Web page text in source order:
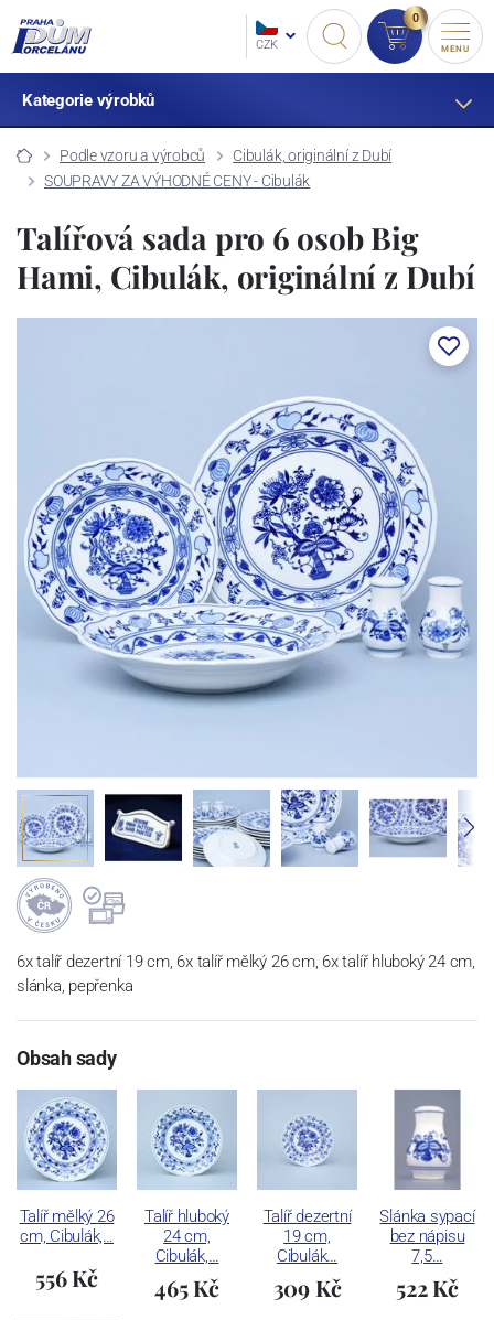
CZK
0
MENU
Kategorie výrobků
Podle vzoru a výrobců
Cibulák, originální z Dubí
SOUPRAVY ZA VÝHODNÉ CENY - Cibulák
Talířová sada pro 6 osob Big
Hami, Cibulák, originální z Dubí
6x talíř dezertní 19 cm, 6x talíř mělký 26 cm, 6x talíř hluboký 24 cm,
slánka, pepřenka
Obsah sady
Talíř mělký 26
cm, Cibulák,…
556 Kč
Talíř hluboký
24 cm,
Cibulák,…
465 Kč
Talíř dezertní
19 cm,
Cibulák…
309 Kč
Slánka sypací
bez nápisu
7,5…
522 Kč